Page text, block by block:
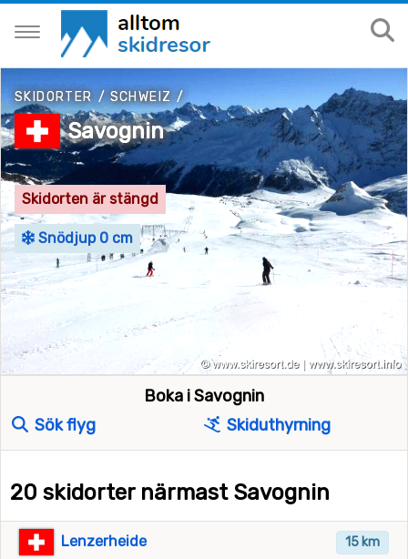
SKIDORTER /SCHWEIZ /
Savognin
Skidorten är stängd
Snödjup 0 cm
Boka i Savognin
Sök flyg
Skiduthyrning
20 skidorter närmast Savognin
15 km
Lenzerheide